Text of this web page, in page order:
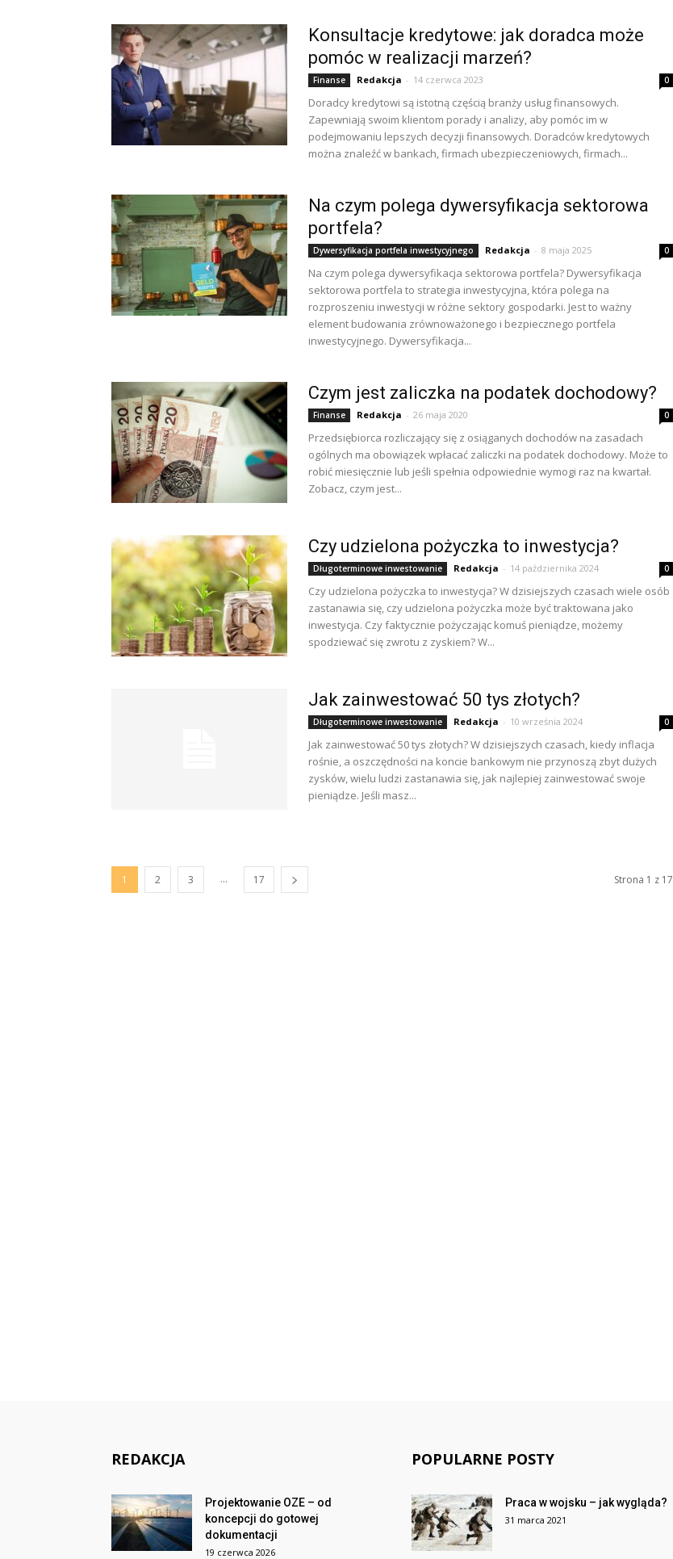
Konsultacje kredytowe: jak doradca może
pomóc w realizacji marzeń?
Finanse Redakcja - 14 czerwca 2023 0
Doradcy kredytowi są istotną częścią branży usług finansowych.
Zapewniają swoim klientom porady i analizy, aby pomóc im w
podejmowaniu lepszych decyzji finansowych. Doradców kredytowych
można znaleźć w bankach, firmach ubezpieczeniowych, firmach...
Na czym polega dywersyfikacja sektorowa
portfela?
Dywersyfikacja portfela inwestycyjnego Redakcja - 8 maja 2025 0
Na czym polega dywersyfikacja sektorowa portfela? Dywersyfikacja
sektorowa portfela to strategia inwestycyjna, która polega na
rozproszeniu inwestycji w różne sektory gospodarki. Jest to ważny
element budowania zrównoważonego i bezpiecznego portfela
inwestycyjnego. Dywersyfikacja...
Czym jest zaliczka na podatek dochodowy?
Finanse Redakcja - 26 maja 2020 0
Przedsiębiorca rozliczający się z osiąganych dochodów na zasadach
ogólnych ma obowiązek wpłacać zaliczki na podatek dochodowy. Może to
robić miesięcznie lub jeśli spełnia odpowiednie wymogi raz na kwartał.
Zobacz, czym jest...
Czy udzielona pożyczka to inwestycja?
Długoterminowe inwestowanie Redakcja - 14 października 2024 0
Czy udzielona pożyczka to inwestycja? W dzisiejszych czasach wiele osób
zastanawia się, czy udzielona pożyczka może być traktowana jako
inwestycja. Czy faktycznie pożyczając komuś pieniądze, możemy
spodziewać się zwrotu z zyskiem? W...
Jak zainwestować 50 tys złotych?
Długoterminowe inwestowanie Redakcja - 10 września 2024 0
Jak zainwestować 50 tys złotych? W dzisiejszych czasach, kiedy inflacja
rośnie, a oszczędności na koncie bankowym nie przynoszą zbyt dużych
zysków, wielu ludzi zastanawia się, jak najlepiej zainwestować swoje
pieniądze. Jeśli masz...
1 2 3 ... 17 Strona 1 z 17
REDAKCJA
Projektowanie OZE – od
koncepcji do gotowej
dokumentacji
19 czerwca 2026
POPULARNE POSTY
Praca w wojsku – jak wygląda?
31 marca 2021